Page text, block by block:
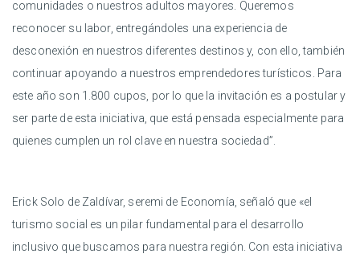
comunidades o nuestros adultos mayores. Queremos
reconocer su labor, entregándoles una experiencia de
desconexión en nuestros diferentes destinos y, con ello, también
continuar apoyando a nuestros emprendedores turísticos. Para
este año son 1.800 cupos, por lo que la invitación es a postular y
ser parte de esta iniciativa, que está pensada especialmente para
quienes cumplen un rol clave en nuestra sociedad”.
Erick Solo de Zaldívar, seremi de Economía, señaló que «el
turismo social es un pilar fundamental para el desarrollo
inclusivo que buscamos para nuestra región. Con esta iniciativa